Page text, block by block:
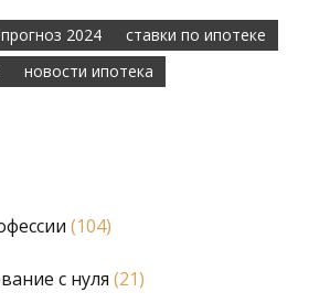
прогноз 2024
ставки по ипотеке
новости ипотека
(104)
с нуля (21)